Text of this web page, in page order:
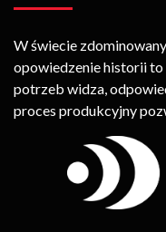
W świecie
opowiedzenie historii to
potrzeb widza,
proces produkcyjny